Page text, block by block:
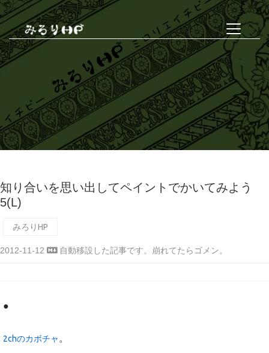
知り合いを思い出してペイントでかいてみよう
5(L)
みろりHP
2012-11-12 自動移設した記事です。崩れてたらゴメン。
●
2chのカボチャ 。